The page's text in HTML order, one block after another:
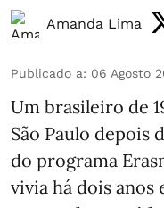
Amanda Lima
Publicado a: 06 Agosto
Um brasileiro de
São Paulo depois
do programa
vivia há dois anos